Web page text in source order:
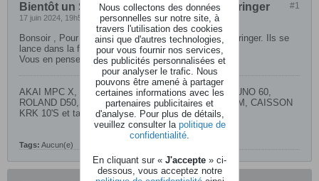
#1
Bientôt un SYNTHEX ELKA de chez Behringer
17 juin 2024, 19h58
Bonsoir , Pour info , vu sur la page Facebook de Behringer. Ils se
lance dans la fabrication du Synthex Elka .
Vous en pensez quoi ?
AKAI MPC X, DEXIBELL VIVO S7 PRO,ROLAND JUNO 60,
ROLAND D50,SOLINA BEHRINGER,YAMAHA HS80M, CAISSON
KRK 10'S et table de mixage YAMAHA MG10XU.
Tags: Aucun(e)
Nous collectons des données
personnelles sur notre site, à
travers l'utilisation des cookies
ainsi que d'autres technologies,
pour vous fournir nos services,
des publicités personnalisées et
pour analyser le trafic. Nous
pouvons être amené à partager
certaines informations avec les
partenaires publicitaires et
d'analyse. Pour plus de détails,
veuillez consulter la politique de
confidentialité
En cliquant sur « J'accepte » ci-
dessous, vous acceptez notre